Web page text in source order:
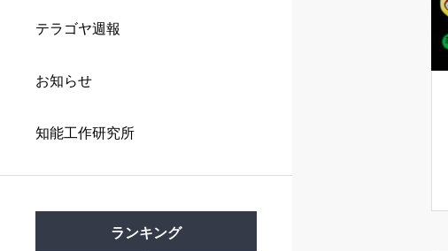
テラゴヤ週報
お知らせ
知能工作研究所
ランキング